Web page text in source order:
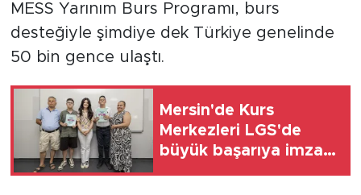
MESS Yarınım Burs Programı, burs
desteğiyle şimdiye dek Türkiye genelinde
50 bin gence ulaştı.
Mersin'de Kurs
Merkezleri LGS'de
büyük başarıya imza